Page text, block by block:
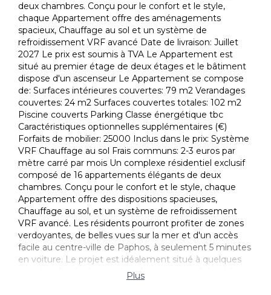
deux chambres. Conçu pour le confort et le style,
chaque Appartement offre des aménagements
spacieux, Chauffage au sol et un système de
refroidissement VRF avancé Date de livraison: Juillet
2027 Le prix est soumis à TVA Le Appartement est
situé au premier étage de deux étages et le bâtiment
dispose d'un ascenseur Le Appartement se compose
de: Surfaces intérieures couvertes: 79 m2 Verandages
couvertes: 24 m2 Surfaces couvertes totales: 102 m2
Piscine couverts Parking Classe énergétique tbc
Caractéristiques optionnelles supplémentaires (€)
Forfaits de mobilier: 25000 Inclus dans le prix: Système
VRF Chauffage au sol Frais communs: 2-3 euros par
mètre carré par mois Un complexe résidentiel exclusif
composé de 16 appartements élégants de deux
chambres. Conçu pour le confort et le style, chaque
Appartement offre des dispositions spacieuses,
Chauffage au sol, et un système de refroidissement
VRF avancé. Les résidents pourront profiter de zones
verdoyantes, de belles vues sur la mer et d'un accès
facile au centre-ville de Paphos, à seulement 5 minutes
en voiture. Le projet est idéalement situé à quelques
minutes des écoles privées, des supermarchés et à une
courte distance de l'aéroport international Paphos.
Plus